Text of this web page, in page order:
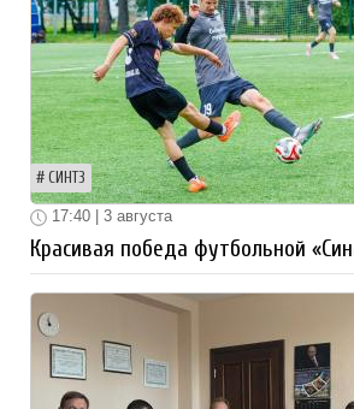
СИНТЗ
17:40 | 3 августа
Красивая победа футбольной